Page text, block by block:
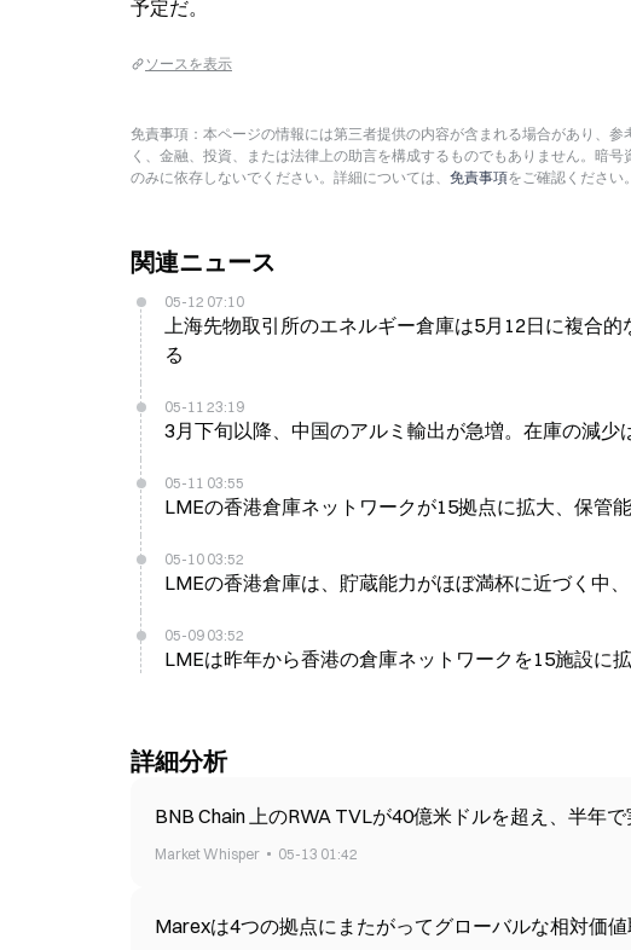
予定だ。
ソースを表示
免責事項：本ページの情報には第三者提供の内容が含まれる場合があり、
く、金融、投資、または法律上の助言を構成するものでもありません。暗
のみに依存しないでください。詳細については、 免責事項をご確認ください。
関連ニュース
05-12 07:10
上海先物取引所のエネルギー倉庫は5月12日に複合
る
05-11 23:19
3月下旬以降、中国のアルミ輸出が急増。在庫の減少
05-11 03:55
LMEの香港倉庫ネットワークが15拠点に拡大、保管
05-10 03:52
LMEの香港倉庫は、貯蔵能力がほぼ満杯に近づく中
05-09 03:52
LMEは昨年から香港の倉庫ネットワークを15施設に
詳細分析
BNB Chain 上のRWA TVLが40億米ドルを超え、半年
Market Whisper 05-13 01:42
Marexは4つの拠点にまたがってグローバルな相対価